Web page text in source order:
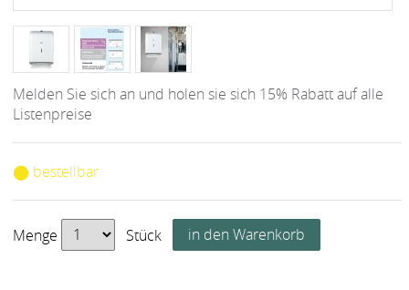
Melden Sie sich an und holen sie sich 15% Rabatt auf alle
Listenpreise
⬤ bestellbar
Menge Stück